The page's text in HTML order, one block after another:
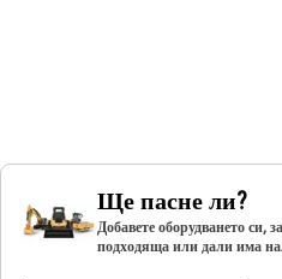
Ще пасне ли?
Добавете оборудването си,
подходяща или дали има